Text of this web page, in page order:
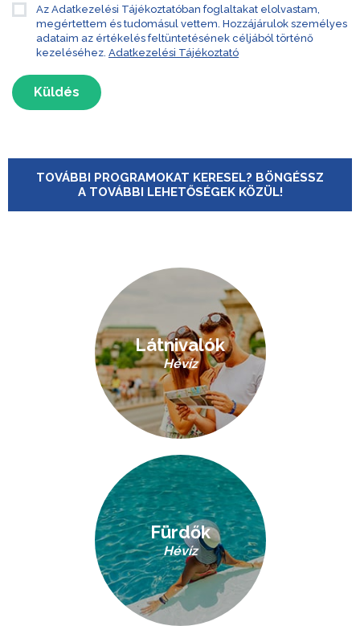
Az Adatkezelési Tájékoztatóban foglaltakat elolvastam,
megértettem és tudomásul vettem. Hozzájárulok személyes
adataim az értékelés feltüntetésének céljából történő
kezeléséhez. Adatkezelési Tájékoztató
Küldés
TOVÁBBI PROGRAMOKAT KERESEL? BÖNGÉSSZ
A TOVÁBBI LEHETŐSÉGEK KÖZÜL!
Látnivalók
Hévíz
Fürdők
Hévíz